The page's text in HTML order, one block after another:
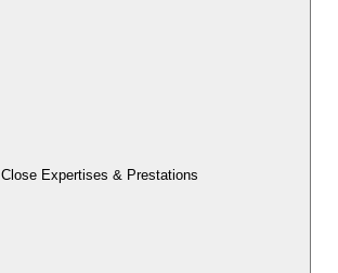
Close Expertises & Prestations